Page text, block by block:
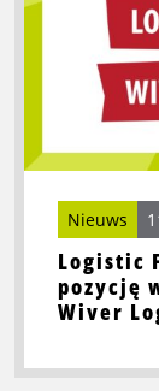
Logistic
pozycję
Wiver
Nieuws
Holandii
Wiver
Logistiek